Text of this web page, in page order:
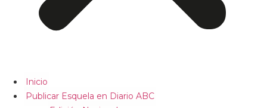
Inicio
Publicar Esquela en Diario ABC